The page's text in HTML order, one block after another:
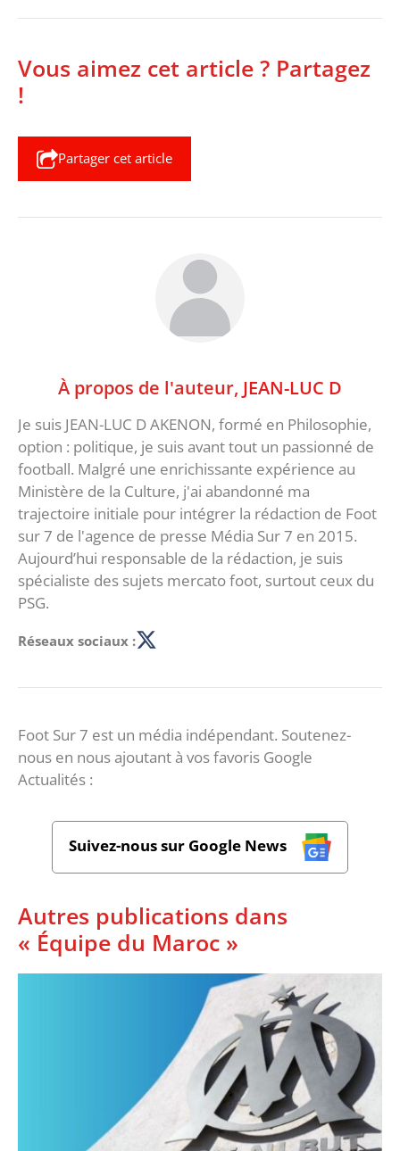
Vous aimez cet article ? Partagez
!
Partager cet article
À propos de l'auteur, JEAN-LUC D
Je suis JEAN-LUC D AKENON, formé en Philosophie,
option : politique, je suis avant tout un passionné de
football. Malgré une enrichissante expérience au
Ministère de la Culture, j'ai abandonné ma
trajectoire initiale pour intégrer la rédaction de Foot
sur 7 de l'agence de presse Média Sur 7 en 2015.
Aujourd’hui responsable de la rédaction, je suis
spécialiste des sujets mercato foot, surtout ceux du
PSG.
Réseaux sociaux :
Foot Sur 7 est un média indépendant. Soutenez-
nous en nous ajoutant à vos favoris Google
Actualités :
Suivez-nous sur Google News
Autres publications dans
« Équipe du Maroc »